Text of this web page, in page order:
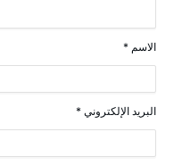
الاسم *
البريد الإلكتروني *